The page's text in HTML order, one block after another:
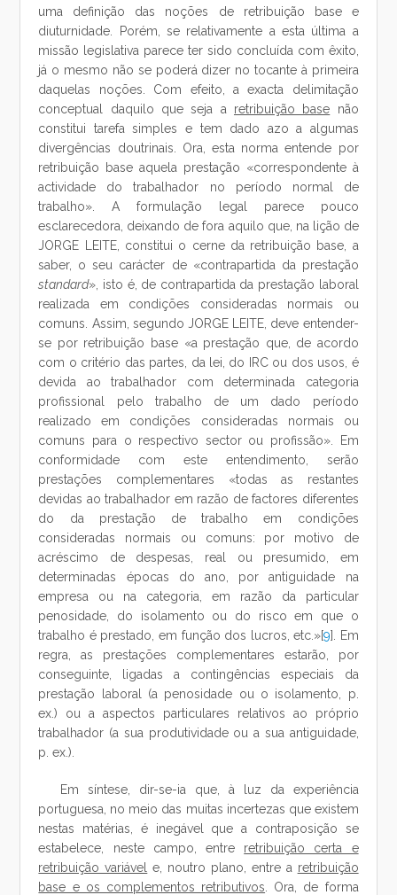
uma definição das noções de retribuição base e
diuturnidade. Porém, se relativamente a esta última a
missão legislativa parece ter sido concluída com êxito,
já o mesmo não se poderá dizer no tocante à primeira
daquelas noções. Com efeito, a exacta delimitação
conceptual daquilo que seja a retribuição base não
constitui tarefa simples e tem dado azo a algumas
divergências doutrinais. Ora, esta norma entende por
retribuição base aquela prestação «correspondente à
actividade do trabalhador no período normal de
trabalho». A formulação legal parece pouco
esclarecedora, deixando de fora aquilo que, na lição de
JORGE LEITE, constitui o cerne da retribuição base, a
saber, o seu carácter de «contrapartida da prestação
standard», isto é, de contrapartida da prestação laboral
realizada em condições consideradas normais ou
comuns. Assim, segundo JORGE LEITE, deve entender-
se por retribuição base «a prestação que, de acordo
com o critério das partes, da lei, do IRC ou dos usos, é
devida ao trabalhador com determinada categoria
profissional pelo trabalho de um dado período
realizado em condições consideradas normais ou
comuns para o respectivo sector ou profissão». Em
conformidade com este entendimento, serão
prestações complementares «todas as restantes
devidas ao trabalhador em razão de factores diferentes
do da prestação de trabalho em condições
consideradas normais ou comuns: por motivo de
acréscimo de despesas, real ou presumido, em
determinadas épocas do ano, por antiguidade na
empresa ou na categoria, em razão da particular
penosidade, do isolamento ou do risco em que o
trabalho é prestado, em função dos lucros, etc.»[9]. Em
regra, as prestações complementares estarão, por
conseguinte, ligadas a contingências especiais da
prestação laboral (a penosidade ou o isolamento, p.
ex.) ou a aspectos particulares relativos ao próprio
trabalhador (a sua produtividade ou a sua antiguidade,
p. ex.).
Em síntese, dir-se-ia que, à luz da experiência
portuguesa, no meio das muitas incertezas que existem
nestas matérias, é inegável que a contraposição se
estabelece, neste campo, entre retribuição certa e
retribuição variável
e, noutro plano, entre a retribuição
base e os complementos retributivos . Ora, de forma